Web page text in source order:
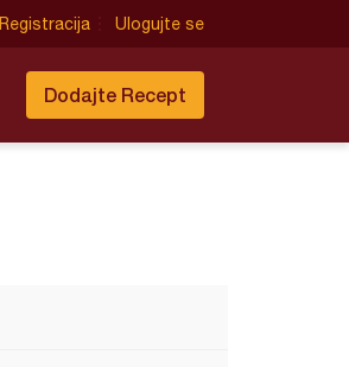
Registracija Ulogujte se
Dodajte Recept